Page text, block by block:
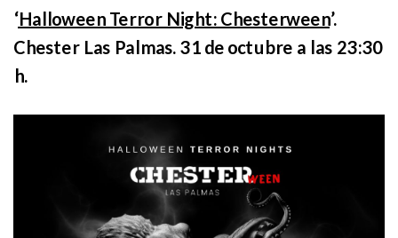
‘Halloween Terror Night: Chesterween’.
Chester Las Palmas. 31 de octubre a las 23:30
h.